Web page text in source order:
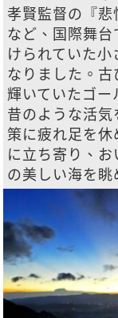
孝賢監督の『悲
など、国際舞
けられていた
なりました。古
輝いていたゴー
昔のような活
策に疲れ足を
に立ち寄り、
の美しい海を眺